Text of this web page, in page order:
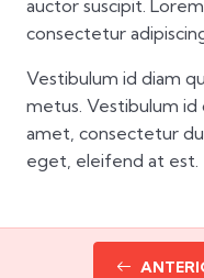
auctor suscipit.
consectetur
Vestibulum id diam
metus. Vestibulum id
amet, consectetur
eget, eleifend at est.